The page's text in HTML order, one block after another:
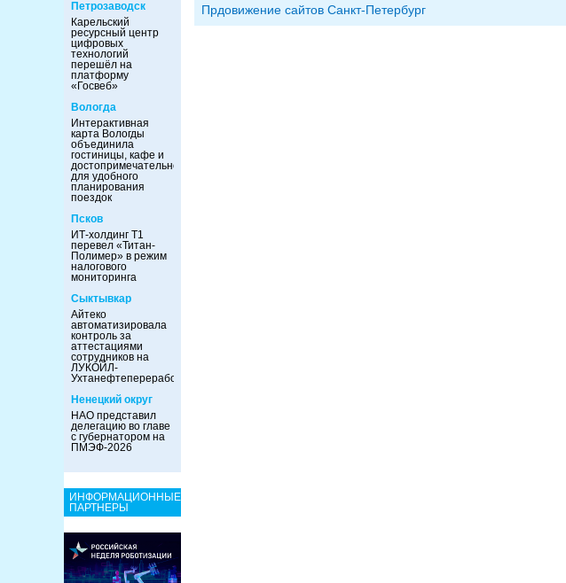
Петрозаводск
Карельский
ресурсный центр
цифровых
технологий
перешёл на
платформу
«Госвеб»
Вологда
Интерактивная
карта Вологды
объединила
гостиницы, кафе и
достопримечательности
для удобного
планирования
поездок
Псков
ИТ-холдинг Т1
перевел «Титан-
Полимер» в режим
налогового
мониторинга
Сыктывкар
Айтеко
автоматизировала
контроль за
аттестациями
сотрудников на
ЛУКОЙЛ-
Ухтанефтепереработка
Ненецкий округ
НАО представил
делегацию во главе
с губернатором на
ПМЭФ-2026
ИНФОРМАЦИОННЫЕ
ПАРТНЕРЫ
Прдовижение сайтов Санкт-Петербург